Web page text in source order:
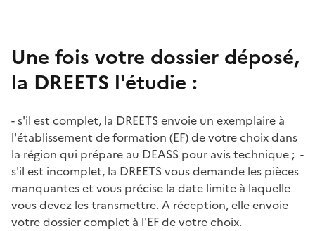
Une fois votre dossier déposé,
la DREETS l'étudie :
- s'il est complet, la DREETS envoie un exemplaire à
l'établissement de formation (EF) de votre choix dans
la région qui prépare au DEASS pour avis technique ; -
s'il est incomplet, la DREETS vous demande les pièces
manquantes et vous précise la date limite à laquelle
vous devez les transmettre. A réception, elle envoie
votre dossier complet à l'EF de votre choix.